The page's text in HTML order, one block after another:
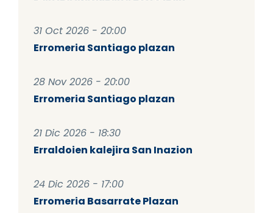
31 Oct 2026 - 20:00
Erromeria Santiago plazan
28 Nov 2026 - 20:00
Erromeria Santiago plazan
21 Dic 2026 - 18:30
Erraldoien kalejira San Inazion
24 Dic 2026 - 17:00
Erromeria Basarrate Plazan